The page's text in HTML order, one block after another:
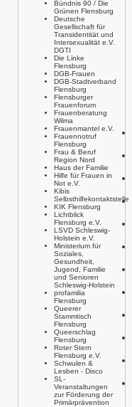
Bündnis 90 / Die
Grünen Flensburg
Deutsche
Gesellschaft für
Transidentität und
Intersexualität e.V.
DGTI
Die Linke
Flensburg
DGB-Frauen
DGB-Stadtverband
Flensburg
Flensburger
Frauenforum
Frauenberatung
Wilma
Frauenmantel e.V.
Frauennotruf
Flensburg
Frau & Beruf
Region Nord
Haus der Familie
Hilfe für Frauen in
Not e.V.
Kibis
Selbsthilfekontaktstelle
KIK Flensburg
Lichtblick
Flensburg e.V.
LSVD Schleswig-
Holstein e.V.
Ministerium für
Soziales,
Gesundheit,
Jugend, Familie
und Senioren
Schleswig-Holstein
profamilia
Flensburg
Queerer
Stammtisch
Flensburg
Queerschlag
Flensburg
Roter Stern
Flensburg e.V.
Schwulen &
Lesben - Disco
SL-
Veranstaltungen
zur Förderung der
Primärprävention